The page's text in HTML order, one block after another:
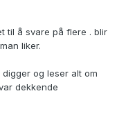
til å svare på flere . blir
liker.
og leser alt om
dekkende